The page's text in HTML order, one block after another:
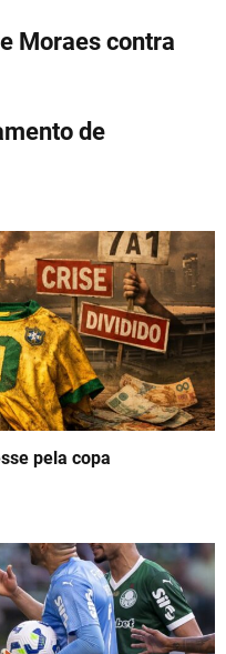
er
e
e
n
e
Moraes contra
de
pela copa